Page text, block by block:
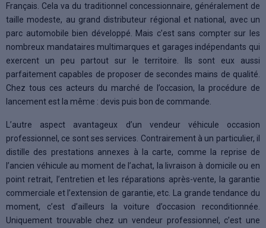
Français. Cela va du traditionnel concessionnaire, généralement de
taille modeste, au grand distributeur régional et national, avec un
parc automobile bien développé. Mais c’est sans compter sur les
nombreux mandataires multimarques et garages indépendants qui
exercent un peu partout sur le territoire. Ils sont eux aussi
parfaitement capables de proposer de secondes mains de qualité.
Chez tous ces acteurs du marché de l’occasion, la procédure de
lancement est la même : devis puis bon de commande.
L’autre aspect avantageux d’un vendeur véhicule occasion
professionnel, ce sont ses services. Contrairement à un particulier, il
distille des prestations annexes à la carte, comme la reprise de
l’ancien véhicule au moment de l’achat, la livraison à domicile ou en
point retrait, l’entretien et les réparations après-vente, la garantie
commerciale et l’extension de garantie, etc. La grande tendance du
moment, c’est d’ailleurs la voiture d’occasion reconditionnée.
Uniquement trouvable chez un vendeur professionnel, c’est une